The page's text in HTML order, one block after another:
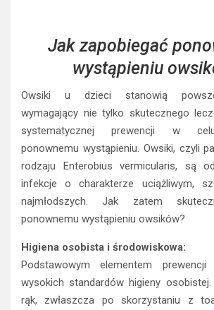
Jak zapobiegać
wystąpieniu
Owsiki u dzieci stanowią
wymagający nie tylko skutecznego
systematycznej prewencji w
ponownemu wystąpieniu. Owsiki, czyli
rodzaju Enterobius vermicularis, są
infekcje o charakterze uciążliwym,
najmłodszych. Jak zatem
ponownemu wystąpieniu owsików?
Higiena osobista i środowiskowa:
Podstawowym elementem
wysokich standardów higieny osobistej.
rąk, zwłaszcza po skorzystaniu z